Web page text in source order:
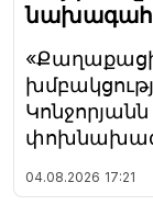
04.08.2026 17:21